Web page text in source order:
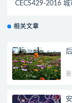
CECS429-2016
相关文章